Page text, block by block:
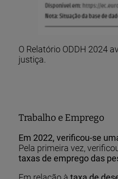
O Relatório ODDH 2024
justiça.
Trabalho e Emprego
Em 2022, verificou-se
Pela primeira vez,
taxas de emprego das